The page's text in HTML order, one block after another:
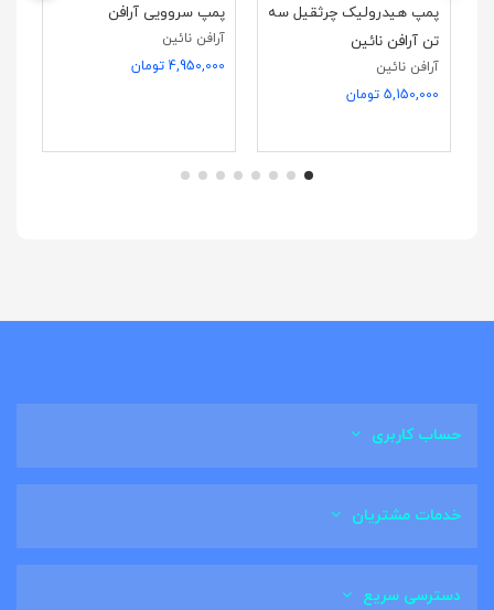
پمپ هیدرولیک چرثقیل سه
تن آرافن نائین
آرافن نائین
5,150,000 تومان
پمپ سروویی آرافن
آرافن نائین
4,950,000 تومان
حساب کاربری
خدمات مشتریان
دسترسی سریع